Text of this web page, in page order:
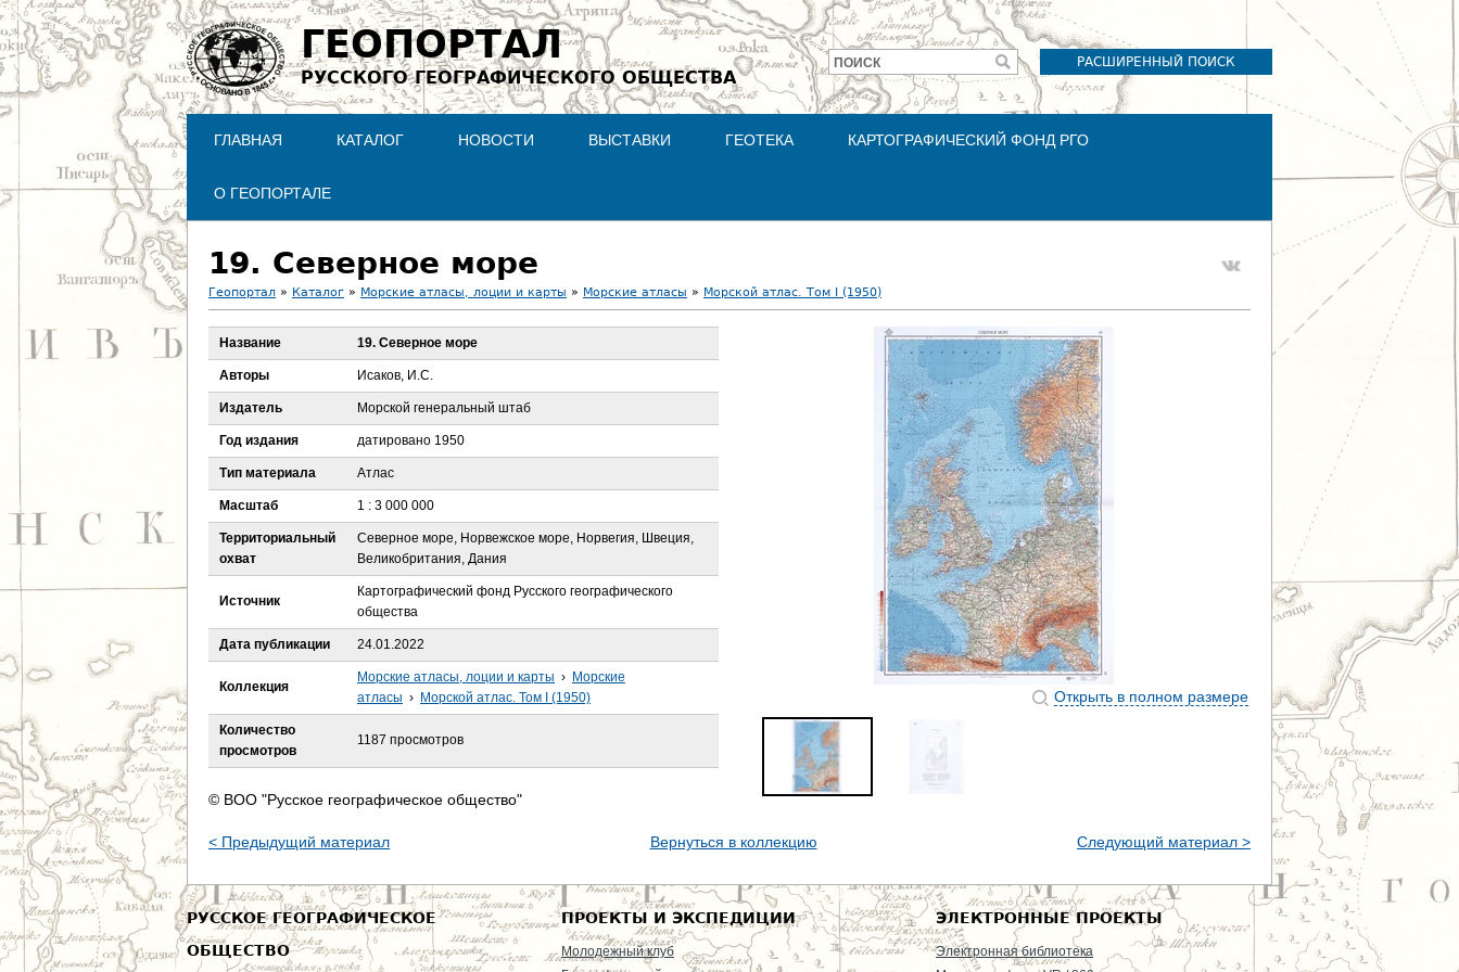
Jump to navigation
ГЕОПОРТАЛ
РУССКОГО ГЕОГРАФИЧЕСКОГО ОБЩЕСТВА
РАСШИРЕННЫЙ ПОИСК
Форма
поиска
ПОИСК
ГЛАВНАЯ КАТАЛОГ НОВОСТИ ВЫСТАВКИ ГЕОТЕКА КАРТОГРАФИЧЕСКИЙ ФОНД РГО
О ГЕОПОРТАЛЕ
19. Северное море
В
ы
д
е
с
ь
Геопортал » Каталог » Морские атласы, лоции и карты » Морские атласы » Морской атлас. Том I (1950)
Открыть в полном размере
Название 19. Северное море
Авторы Исаков, И.С.
Издатель Морской генеральный штаб
Год издания датировано 1950
Тип материала Атлас
Масштаб 1 : 3 000 000
Территориальный
охват
Северное море, Норвежское море, Норвегия, Швеция,
Великобритания, Дания
Источник
Картографический фонд Русского географического
общества
Дата публикации 24.01.2022
Коллекция
Морские атласы, лоции и карты › Морские
атласы › Морской атлас. Том I (1950)
Количество
просмотров
1187 просмотров
© ВОО "Русское географическое общество"
< Предыдущий материал Вернуться в коллекцию Следующий материал >
РУССКОЕ ГЕОГРАФИЧЕСКОЕ
ОБЩЕСТВО
ПРОЕКТЫ И ЭКСПЕДИЦИИ
Молодежный клуб
ЭЛЕКТРОННЫЕ ПРОЕКТЫ
Электронная библиотека